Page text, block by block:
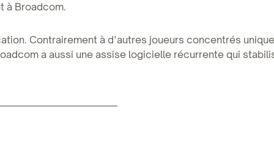
à Broadcom.
Contrairement à d’autres joueurs concentrés
a aussi une assise logicielle récurrente qui